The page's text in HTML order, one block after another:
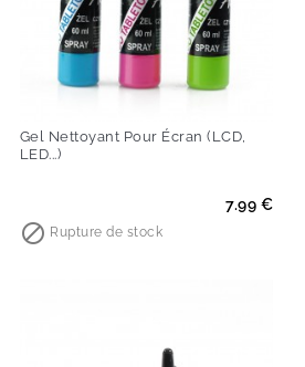
Gel Nettoyant Pour Écran (LCD,
LED...)
7.99 €
 Rupture de stock
DE STOCK